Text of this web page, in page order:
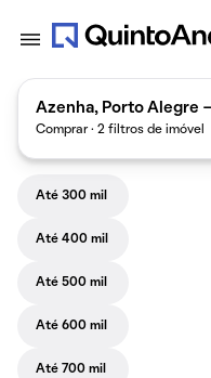
Azenha, Porto Alegre -
Comprar · 2 filtros de imóvel
Até 300 mil
Até 400 mil
Até 500 mil
Até 600 mil
Até 700 mil